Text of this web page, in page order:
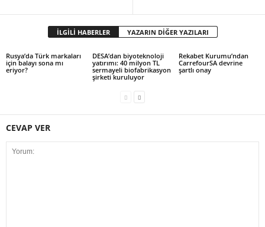
İLGİLİ HABERLER YAZARIN DİĞER YAZILARI
Rusya’da Türk markaları
için balayı sona mı
eriyor?
DESA’dan biyoteknoloji
yatırımı: 40 milyon TL
sermayeli biofabrikasyon
şirketi kuruluyor
Rekabet Kurumu’ndan
CarrefourSA devrine
şartlı onay
CEVAP VER